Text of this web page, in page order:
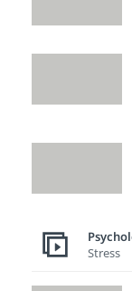
✓
Stress